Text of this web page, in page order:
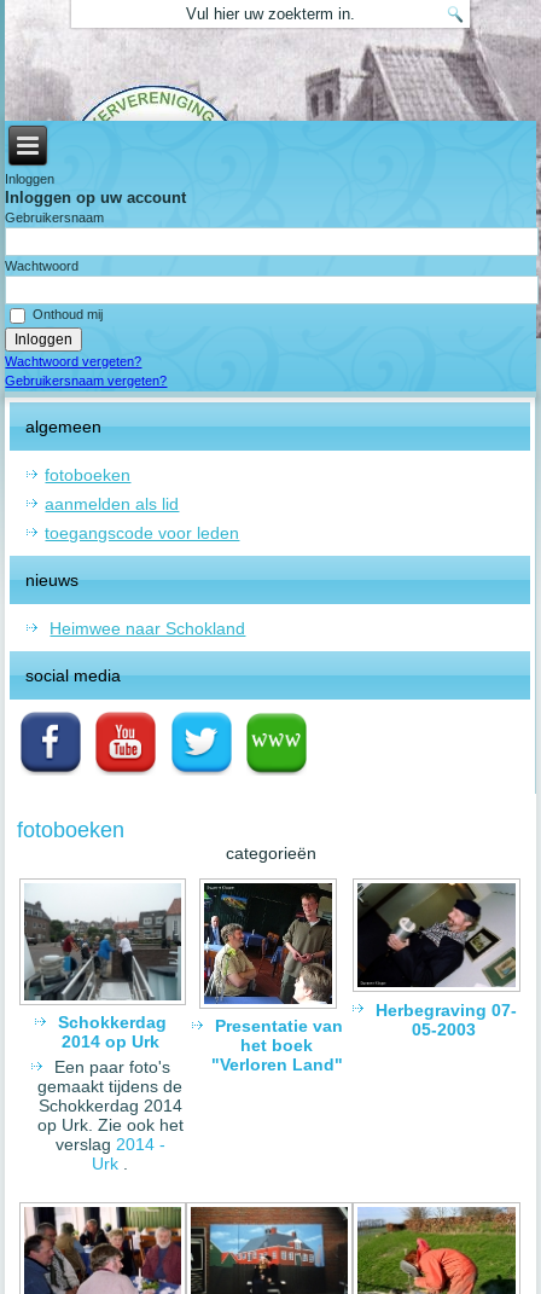
Inloggen
Inloggen op uw account
Gebruikersnaam
Wachtwoord
Onthoud mij
Wachtwoord vergeten?
Gebruikersnaam vergeten?
algemeen
fotoboeken
aanmelden als lid
toegangscode voor leden
nieuws
Heimwee naar Schokland
social media
fotoboeken
categorieën
Schokkerdag
2014 op Urk
Een paar foto's
gemaakt tijdens de
Schokkerdag 2014
op Urk. Zie ook het
verslag 2014 -
Urk .
Presentatie van
het boek
"Verloren Land"
Herbegraving 07-
05-2003